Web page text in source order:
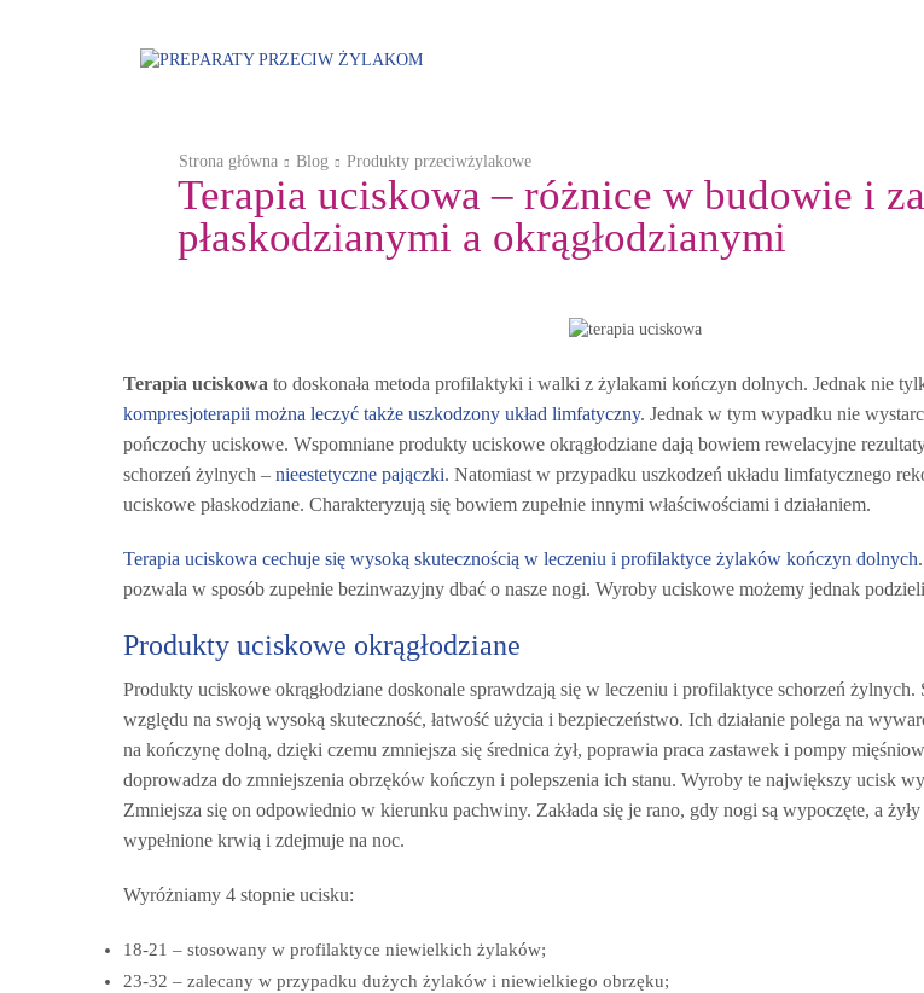
Strona główna Blog Produkty przeciwżylakowe
Terapia uciskowa – różnice w budowie i
płaskodzianymi a okrągłodzianymi
Produkty przeciwżylakowe
Terapia uciskowa to doskonała metoda profilaktyki i walki z żylakami kończyn dolnych. Jednak nie
kompresjoterapii można leczyć także uszkodzony układ limfatyczny. Jednak w tym wypadku nie
pończochy uciskowe. Wspomniane produkty uciskowe okrągłodziane dają bowiem rewelacyjne
schorzeń żylnych – nieestetyczne pajączki. Natomiast w przypadku uszkodzeń układu limfatycznego
uciskowe płaskodziane. Charakteryzują się bowiem zupełnie innymi właściwościami i działaniem.
Terapia uciskowa cechuje się wysoką skutecznością w leczeniu i profilaktyce żylaków kończyn dolnych
pozwala w sposób zupełnie bezinwazyjny dbać o nasze nogi. Wyroby uciskowe możemy jednak
Produkty uciskowe okrągłodziane
Produkty uciskowe okrągłodziane doskonale sprawdzają się w leczeniu i profilaktyce schorzeń żylnych.
względu na swoją wysoką skuteczność, łatwość użycia i bezpieczeństwo. Ich działanie polega na
na kończynę dolną, dzięki czemu zmniejsza się średnica żył, poprawia praca zastawek i pompy
doprowadza do zmniejszenia obrzęków kończyn i polepszenia ich stanu. Wyroby te największy ucisk
Zmniejsza się on odpowiednio w kierunku pachwiny. Zakłada się je rano, gdy nogi są wypoczęte, a
wypełnione krwią i zdejmuje na noc.
Wyróżniamy 4 stopnie ucisku:
18-21 – stosowany w profilaktyce niewielkich żylaków;
23-32 – zalecany w przypadku dużych żylaków i niewielkiego obrzęku;